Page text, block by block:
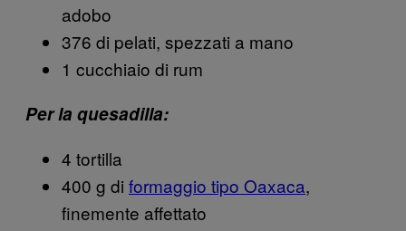
adobo
376 di pelati, spezzati a mano
1 cucchiaio di rum
Per la quesadilla:
4 tortilla
400 g di formaggio tipo Oaxaca,
finemente affettato